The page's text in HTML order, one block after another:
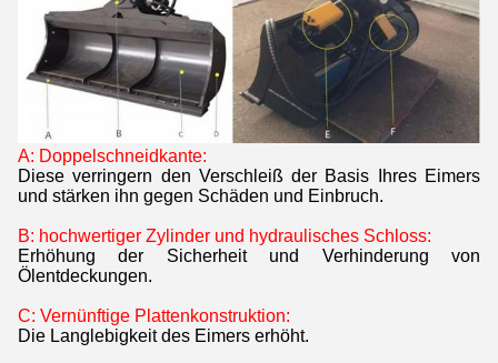
A: Doppelschneidkante:
Diese verringern den Verschleiß der Basis Ihres Eimers
und stärken ihn gegen Schäden und Einbruch.
B: hochwertiger Zylinder und hydraulisches Schloss:
Erhöhung der Sicherheit und Verhinderung von
Ölentdeckungen.
C: Vernünftige Plattenkonstruktion:
Die Langlebigkeit des Eimers erhöht.